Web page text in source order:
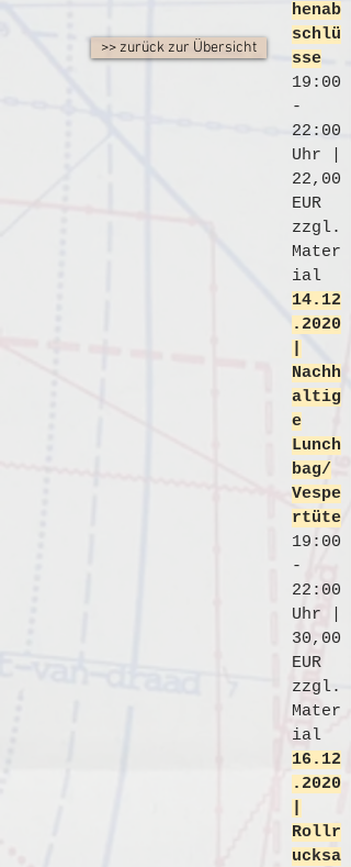
henab
schlü
sse
19:00
-
22:00
Uhr |
22,00
EUR
zzgl.
Mater
ial
14.12
.2020
Nachh
altig
e
Lunch
bag/
Vespe
rtüte
19:00
-
22:00
Uhr |
30,00
EUR
zzgl.
Mater
ial
16.12
.2020
Rollr
ucksa
>> zurück zur Übersicht